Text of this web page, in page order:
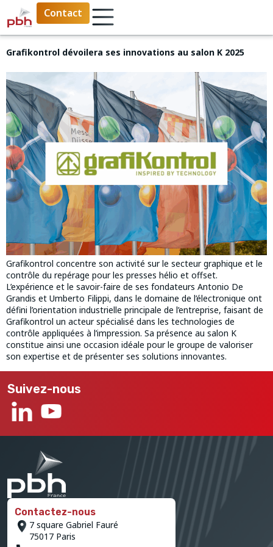
Contact
Grafikontrol dévoilera ses innovations au salon K 2025
Grafikontrol concentre son activité sur le secteur graphique et le
contrôle du repérage pour les presses hélio et offset.
L’expérience et le savoir-faire de ses fondateurs Antonio De
Grandis et Umberto Filippi, dans le domaine de l’électronique ont
défini l’orientation industrielle principale de l’entreprise, faisant de
Grafikontrol un acteur spécialisé dans les technologies de
contrôle appliquées à l’impression. Sa présence au salon K
constitue ainsi une occasion idéale pour le groupe de valoriser
son expertise et de présenter ses solutions innovantes.
Suivez-nous
Contactez-nous
7 square Gabriel Fauré
75017 Paris